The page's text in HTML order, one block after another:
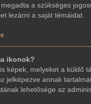
a szükséges
lezárni a saját témáidat.
ikonok?
képek, melyeket a küldő
jelképezve annak
lehetősége az